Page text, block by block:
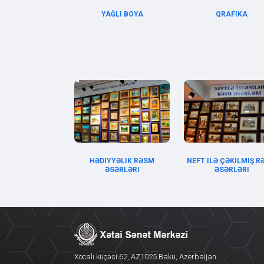
YAĞLI BOYA QRAFIKA
HƏDIYYƏLIK RƏSM
ƏSƏRLƏRI
NEFT ILƏ ÇƏKILMIŞ
ƏSƏRLƏRI
Xocalı küçəsi 62, AZ1025 Baku, Azerbaijan